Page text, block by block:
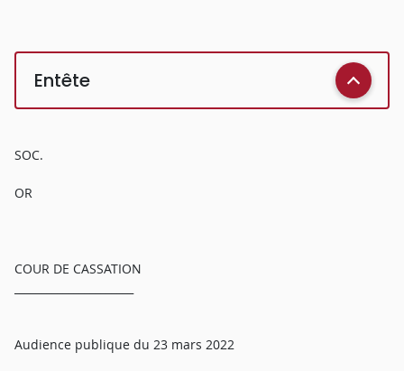
Entête
SOC.
OR
COUR DE CASSATION
Audience publique du 23 mars 2022